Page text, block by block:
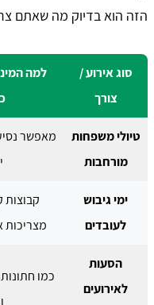
הזה הוא בדיוק מה שאתם
סוג אירוע /
צורך
למה
טיולי משפחות
מורחבות
מאפשר
ימי גיבוש
לעובדים
מצריכות
הסעות
לאירועים
כמו